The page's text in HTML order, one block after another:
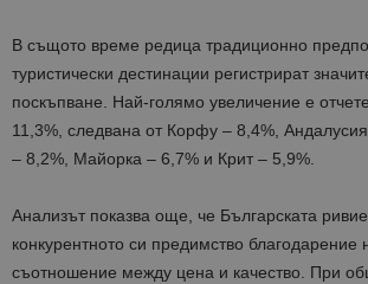
В същото време редица традиционно
туристически дестинации регистрират
поскъпване. Най-голямо увеличение е
11,3%, следвана от Корфу – 8,4%,
– 8,2%, Майорка – 6,7% и Крит – 5,9%.
Анализът показва още, че Българската
конкурентното си предимство благодарение
съотношение между цена и качество. При